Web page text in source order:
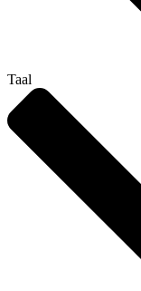
Taal